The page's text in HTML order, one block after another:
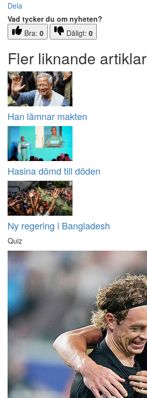
Dela
Vad tycker du om nyheten?
Bra: 0 Dåligt: 0
Fler liknande artiklar
Han lämnar makten
Hasina dömd till döden
Ny regering i Bangladesh
Quiz